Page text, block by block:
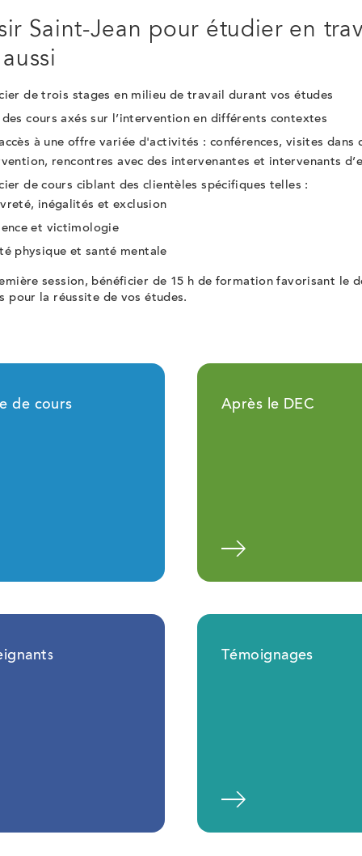
Saint-Jean pour étudier en
de trois stages en milieu de travail durant vos études
des cours axés sur l’intervention en différents contextes
à une offre variée d'activités : conférences, visites dans
rencontres avec des intervenantes et intervenants
de cours ciblant des clientèles spécifiques telles :
inégalités et exclusion
et victimologie
physique et santé mentale
session, bénéficier de 15 h de formation favorisant le
pour la réussite de vos études.
de cours Après le DEC
Témoignages